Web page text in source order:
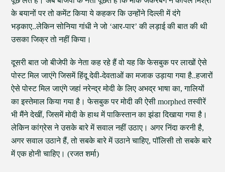
के बयानों पर तो कमेंट किया ये कहकर कि उन्होंने दिल्ली में दंगे
भड़काए..लेकिन सोनिया गांधी ने जो ‘आर-पार’ की लड़ाई की बात की थी
उसका जिक्र तो नहीं किया।
दूसरी बात जो बीजेपी के नेता कह रहे हैं वो यह कि फेसबुक पर लाखों ऐसे
पोस्ट मिल जाएंगे जिसमें हिंदू देवी-देवताओं का मजाक उड़ाया गया है..हजारों
ऐसे पोस्ट मिल जाएंगे जहां नरेन्द्र मोदी के लिए अभद्र भाषा का, गालियों
का इस्तेमाल किया गया है। फेसबुक पर मोदी की ऐसी morphed तस्वीरें
भी मैंने देखीं, जिसमें मोदी के हाथ में पाकिस्तान का झंडा दिखाया गया है।
लेकिन कांग्रेस ने उसके बारे में सवाल नहीं उठाए। अगर निंदा करनी है,
अगर सवाल उठाने हैं, तो सबके बारे में उठाने चाहिए, पॉलिसी तो सबके बारे
में एक होनी चाहिए। (रजत शर्मा)